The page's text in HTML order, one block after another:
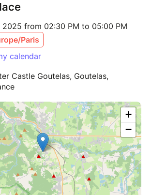
2025 from 02:30 PM to 05:00 PM
Paris
calendar
Castle Goutelas, Goutelas,
+
−